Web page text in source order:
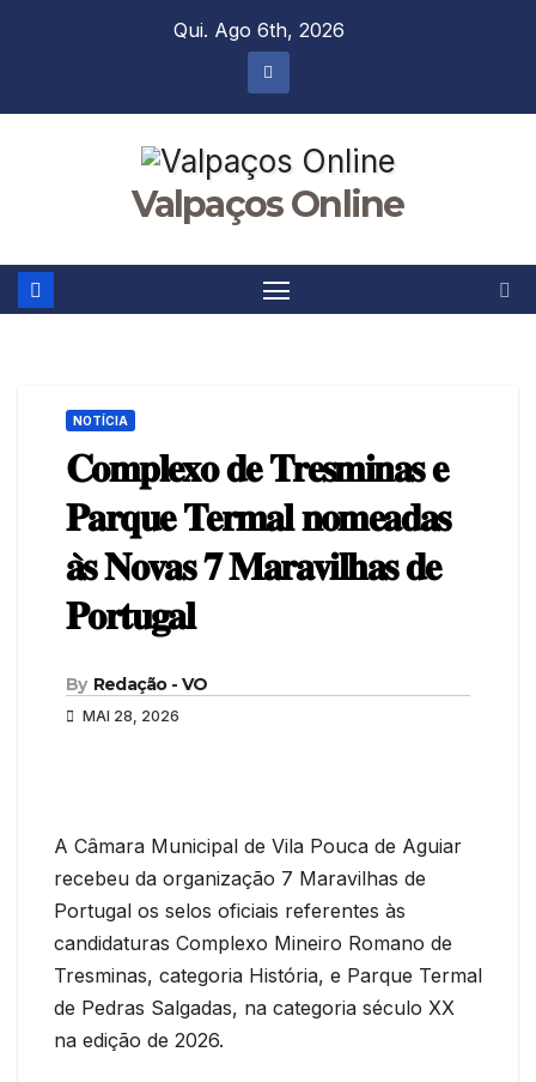
Qui. Ago 6th, 2026
Valpaços Online
NOTÍCIA
𝐂𝐨𝐦𝐩𝐥𝐞𝐱𝐨 𝐝𝐞 𝐓𝐫𝐞𝐬𝐦𝐢𝐧𝐚𝐬 𝐞
𝐏𝐚𝐫𝐪𝐮𝐞 𝐓𝐞𝐫𝐦𝐚𝐥 𝐧𝐨𝐦𝐞𝐚𝐝𝐚𝐬
𝐚̀𝐬 𝐍𝐨𝐯𝐚𝐬 𝟕 𝐌𝐚𝐫𝐚𝐯𝐢𝐥𝐡𝐚𝐬 𝐝𝐞
𝐏𝐨𝐫𝐭𝐮𝐠𝐚𝐥
By Redação - VO
MAI 28, 2026
A Câmara Municipal de Vila Pouca de Aguiar
recebeu da organização 7 Maravilhas de
Portugal os selos oficiais referentes às
candidaturas Complexo Mineiro Romano de
Tresminas, categoria História, e Parque Termal
de Pedras Salgadas, na categoria século XX
na edição de 2026.